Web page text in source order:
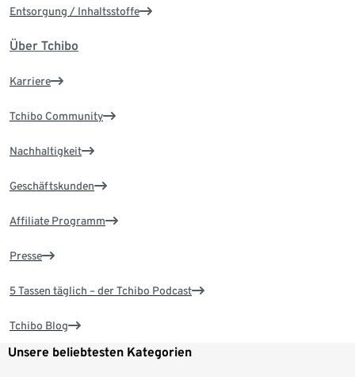
Entsorgung / Inhaltsstoffe
Über Tchibo
Karriere
Tchibo Community
Nachhaltigkeit
Geschäftskunden
Affiliate Programm
Presse
5 Tassen täglich – der Tchibo Podcast
Tchibo Blog
Unsere beliebtesten Kategorien